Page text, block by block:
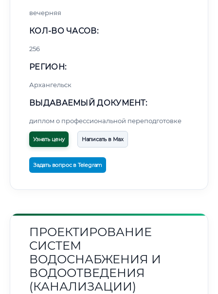
вечерняя
КОЛ-ВО ЧАСОВ:
256
РЕГИОН:
Архангельск
ВЫДАВАЕМЫЙ ДОКУМЕНТ:
диплом о профессиональной переподготовке
Узнать цену Написать в Max
Задать вопрос в Telegram
ПРОЕКТИРОВАНИЕ
СИСТЕМ
ВОДОСНАБЖЕНИЯ И
ВОДООТВЕДЕНИЯ
(КАНАЛИЗАЦИИ)